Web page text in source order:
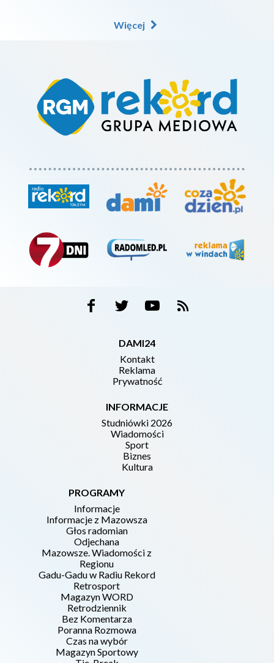
Więcej
DAMI24
Kontakt
Reklama
Prywatność
INFORMACJE
Studniówki 2026
Wiadomości
Sport
Biznes
Kultura
PROGRAMY
Informacje
Informacje z Mazowsza
Głos radomian
Odjechana
Mazowsze. Wiadomości z
Regionu
Gadu-Gadu w Radiu Rekord
Retrosport
Magazyn WORD
Retrodziennik
Bez Komentarza
Poranna Rozmowa
Czas na wybór
Magazyn Sportowy